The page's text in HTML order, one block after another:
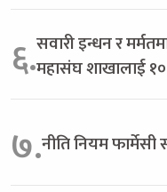
६.सवारी इन्धन र
महासंघ शाखालाई
७.नीति नियम